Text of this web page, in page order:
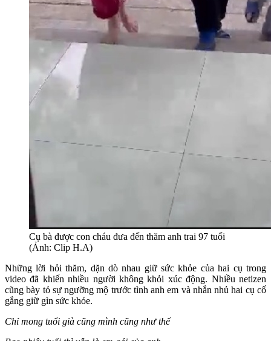
Cụ bà được con cháu đưa đến thăm anh trai 97 tuổi
(Ảnh: Clip H.A)
Những lời hỏi thăm, dặn dò nhau giữ sức khỏe của hai cụ trong
video đã khiến nhiều người không khỏi xúc động. Nhiều netizen
cũng bày tỏ sự ngưỡng mộ trước tình anh em và nhắn nhủ hai cụ cố
gắng giữ gìn sức khỏe.
Chỉ mong tuổi già cũng mình cũng như thế